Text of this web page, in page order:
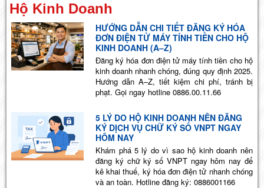
Hộ Kinh Doanh
HƯỚNG DẪN CHI TIẾT ĐĂNG KÝ HÓA
ĐƠN ĐIỆN TỬ MÁY TÍNH TIỀN CHO HỘ
KINH DOANH (A–Z)
Đăng ký hóa đơn điện tử máy tính tiền cho hộ
kinh doanh nhanh chóng, đúng quy định 2025.
Hướng dẫn A–Z, tiết kiệm chi phí, tránh bị
phạt. Gọi ngay hotline 0886.00.11.66
5 LÝ DO HỘ KINH DOANH NÊN ĐĂNG
KÝ DỊCH VỤ CHỮ KÝ SỐ VNPT NGAY
HÔM NAY
Khám phá 5 lý do vì sao hộ kinh doanh nên
đăng ký chữ ký số VNPT ngay hôm nay để
kê khai thuế, ký hóa đơn điện tử nhanh chóng
và an toàn. Hotline đăng ký: 0886001166